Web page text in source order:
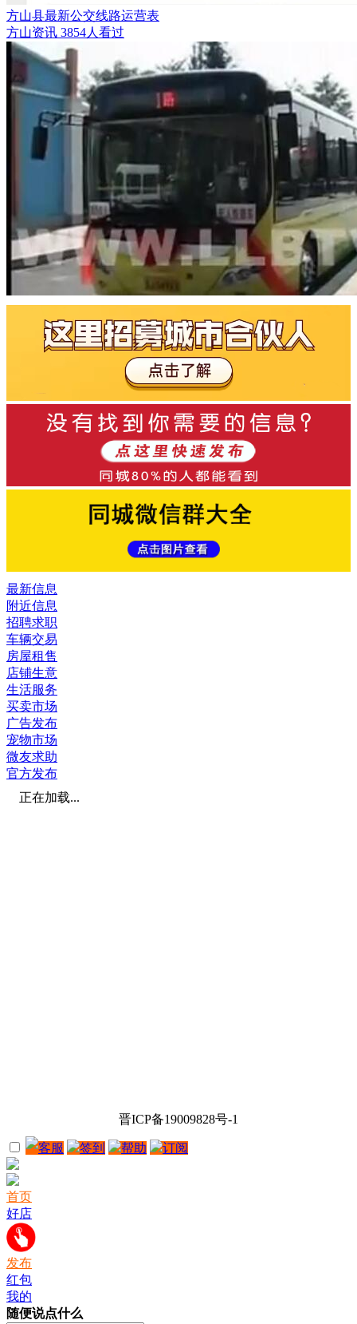
方山县最新公交线路运营表
方山资讯 3854人看过
最新信息
附近信息
招聘求职
车辆交易
房屋租售
店铺生意
生活服务
买卖市场
广告发布
宠物市场
微友求助
官方发布
正在加载...
晋ICP备19009828号-1
客服 签到 帮助 订阅
首页
好店
发布
红包
我的
随便说点什么